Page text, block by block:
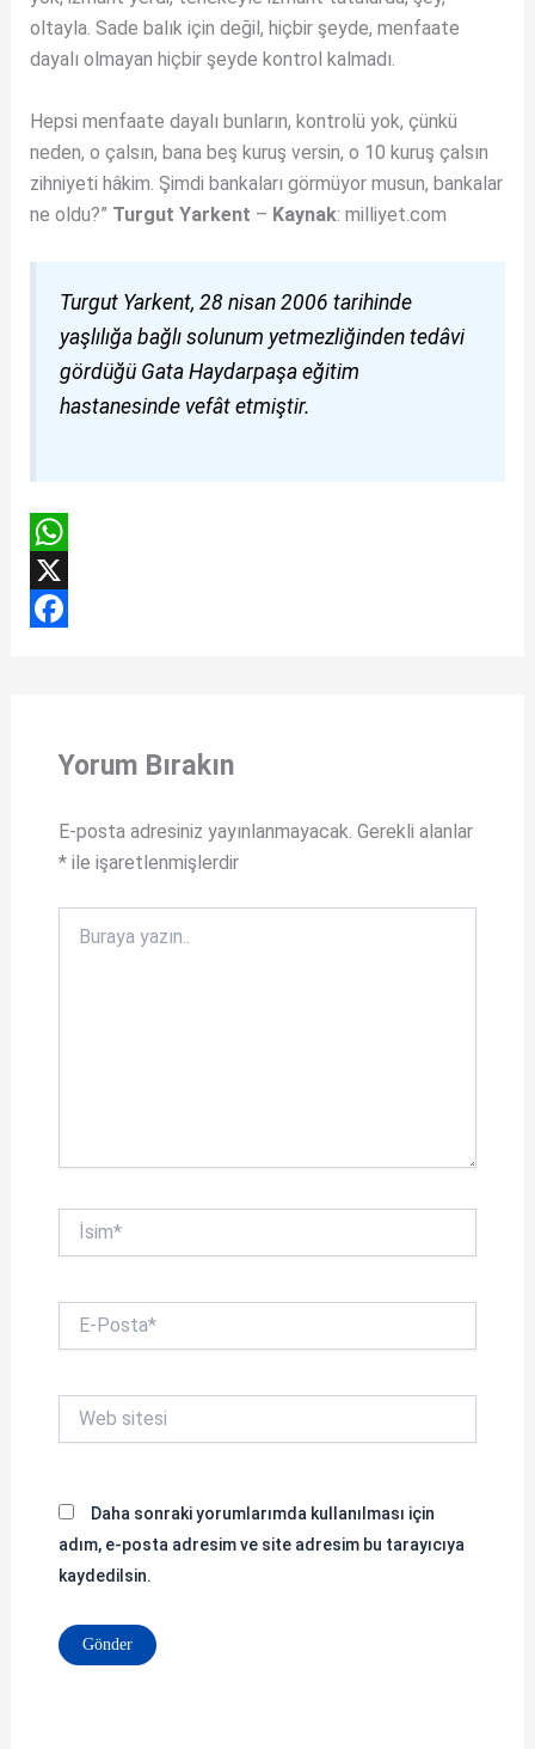
oltayla. Sade balık için değil, hiçbir şeyde, menfaate
dayalı olmayan hiçbir şeyde kontrol kalmadı.
Hepsi menfaate dayalı bunların, kontrolü yok, çünkü
neden, o çalsın, bana beş kuruş versin, o 10 kuruş çalsın
zihniyeti hâkim. Şimdi bankaları görmüyor musun, bankalar
ne oldu?” Turgut Yarkent – Kaynak: milliyet.com
Turgut Yarkent, 28 nisan 2006 tarihinde
yaşlılığa bağlı solunum yetmezliğinden tedâvi
gördüğü Gata Haydarpaşa eğitim
hastanesinde vefât etmiştir.
W
hX
Yorum Bırakın
E-posta adresiniz yayınlanmayacak. Gerekli alanlar
*ile işaretlenmişlerdir
yazın..
İsim*
Posta*
sitesi
Daha sonraki yorumlarımda kullanılması için
adım, e-posta adresim ve site adresim bu tarayıcıya
kaydedilsin.